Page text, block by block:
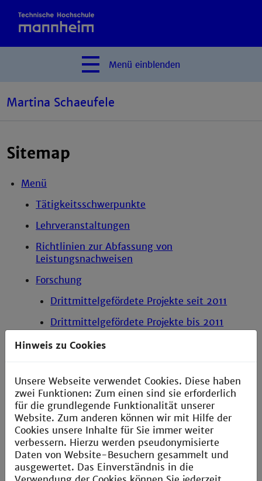
Menü einblenden
Martina Schaeufele
Sitemap
Menü
Tätigkeitsschwerpunkte
Lehrveranstaltungen
Richtlinien zur Abfassung von
Leistungsnachweisen
Forschung
Drittmittelgefördete Projekte seit 2011
Drittmittelgefördete Projekte bis 2011
Begleitung von Promotionsvorhaben
Werdegang
Login
Hinweis zu Cookies
Unsere Webseite verwendet Cookies. Diese haben
zwei Funktionen: Zum einen sind sie erforderlich
für die grundlegende Funktionalität unserer
Website. Zum anderen können wir mit Hilfe der
Cookies unsere Inhalte für Sie immer weiter
verbessern. Hierzu werden pseudonymisierte
Daten von Website-Besuchern gesammelt und
ausgewertet. Das Einverständnis in die